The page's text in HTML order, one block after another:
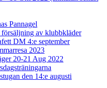
Pannagel
av klubbkläder
DM 4:e september
2023
20-21 Aug 2022
den 14:e augusti